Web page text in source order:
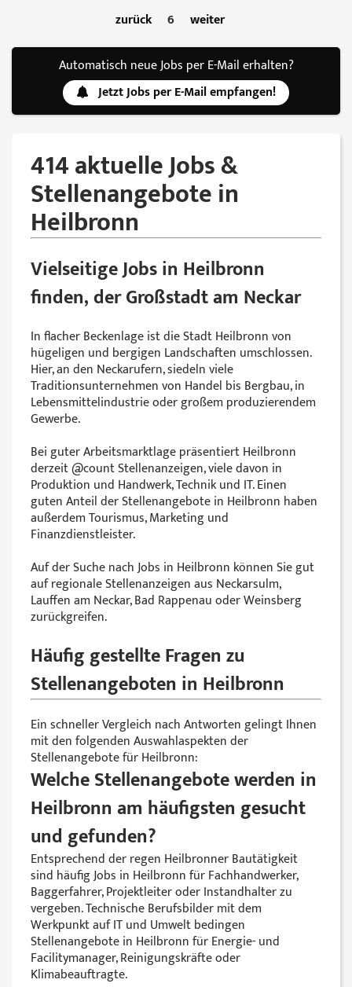
zurück 6 weiter
Automatisch neue Jobs per E-Mail erhalten?
Jetzt Jobs per E-Mail empfangen!
414 aktuelle Jobs &
Stellenangebote in
Heilbronn
Vielseitige Jobs in Heilbronn
finden, der Großstadt am Neckar
In flacher Beckenlage ist die Stadt Heilbronn von
hügeligen und bergigen Landschaften umschlossen.
Hier, an den Neckarufern, siedeln viele
Traditionsunternehmen von Handel bis Bergbau, in
Lebensmittelindustrie oder großem produzierendem
Gewerbe.
Bei guter Arbeitsmarktlage präsentiert Heilbronn
derzeit @‌count Stellenanzeigen, viele davon in
Produktion und Handwerk, Technik und IT. Einen
guten Anteil der Stellenangebote in Heilbronn haben
außerdem Tourismus, Marketing und
Finanzdienstleister.
Auf der Suche nach Jobs in Heilbronn können Sie gut
auf regionale Stellenanzeigen aus Neckarsulm,
Lauffen am Neckar, Bad Rappenau oder Weinsberg
zurückgreifen.
Häufig gestellte Fragen zu
Stellenangeboten in Heilbronn
Ein schneller Vergleich nach Antworten gelingt Ihnen
mit den folgenden Auswahlaspekten der
Stellenangebote für Heilbronn:
Welche Stellenangebote werden in
Heilbronn am häufigsten gesucht
und gefunden?
Entsprechend der regen Heilbronner Bautätigkeit
sind häufig Jobs in Heilbronn für Fachhandwerker,
Baggerfahrer, Projektleiter oder Instandhalter zu
vergeben. Technische Berufsbilder mit dem
Werkpunkt auf IT und Umwelt bedingen
Stellenangebote in Heilbronn für Energie- und
Facilitymanager, Reinigungskräfte oder
Klimabeauftragte.